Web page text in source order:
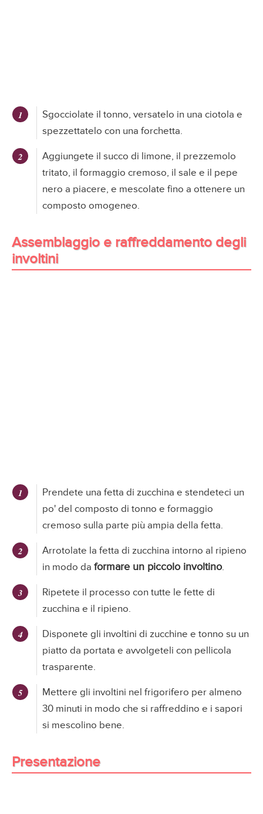
Sgocciolate il tonno, versatelo in una ciotola e
spezzettatelo con una forchetta.
Aggiungete il succo di limone, il prezzemolo
tritato, il formaggio cremoso, il sale e il pepe
nero a piacere, e mescolate fino a ottenere un
composto omogeneo.
Assemblaggio e raffreddamento degli
involtini
Prendete una fetta di zucchina e stendeteci un
po' del composto di tonno e formaggio
cremoso sulla parte più ampia della fetta.
Arrotolate la fetta di zucchina intorno al ripieno
in modo da formare un piccolo involtino.
Ripetete il processo con tutte le fette di
zucchina e il ripieno.
Disponete gli involtini di zucchine e tonno su un
piatto da portata e avvolgeteli con pellicola
trasparente.
Mettere gli involtini nel frigorifero per almeno
30 minuti in modo che si raffreddino e i sapori
si mescolino bene.
Presentazione